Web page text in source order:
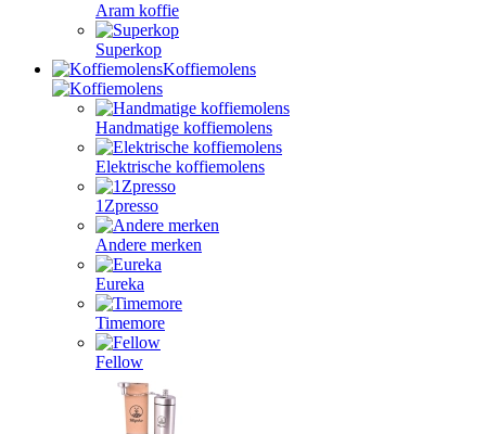
Aram koffie
Superkop
Koffiemolens
Handmatige koffiemolens
Elektrische koffiemolens
1Zpresso
Andere merken
Eureka
Timemore
Fellow